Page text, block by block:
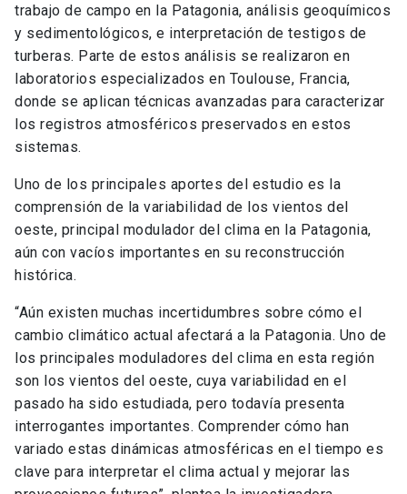
trabajo de campo en la Patagonia, análisis geoquímicos
y sedimentológicos, e interpretación de testigos de
turberas. Parte de estos análisis se realizaron en
laboratorios especializados en Toulouse, Francia,
donde se aplican técnicas avanzadas para caracterizar
los registros atmosféricos preservados en estos
sistemas.
Uno de los principales aportes del estudio es la
comprensión de la variabilidad de los vientos del
oeste, principal modulador del clima en la Patagonia,
aún con vacíos importantes en su reconstrucción
histórica.
“Aún existen muchas incertidumbres sobre cómo el
cambio climático actual afectará a la Patagonia. Uno de
los principales moduladores del clima en esta región
son los vientos del oeste, cuya variabilidad en el
pasado ha sido estudiada, pero todavía presenta
interrogantes importantes. Comprender cómo han
variado estas dinámicas atmosféricas en el tiempo es
clave para interpretar el clima actual y mejorar las